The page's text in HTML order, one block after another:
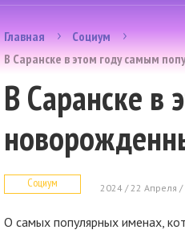
Главная
Социум
В Саранске в этом году самым
В Саранске в
Социум 2024 / 22 Апреля /
О самых популярных именах,